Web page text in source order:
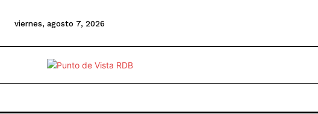
viernes, agosto 7, 2026